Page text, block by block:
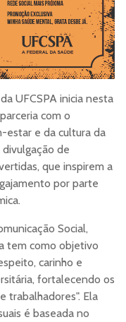
UFCSPA inicia nesta
com o
estar e da cultura da
divulgação de
que inspirem a
por parte
Social,
tem como objetivo
carinho e
fortalecendo os
trabalhadores". Ela
é baseada no